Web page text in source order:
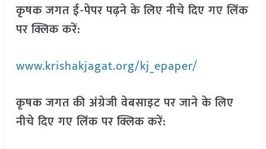
कृषक जगत ई-पेपर पढ़ने के लिए नीचे दिए गए लिंक
पर क्लिक करें:
www.krishakjagat.org/kj_epaper/
कृषक जगत की अंग्रेजी वेबसाइट पर जाने के लिए
नीचे दिए गए लिंक पर क्लिक करें: